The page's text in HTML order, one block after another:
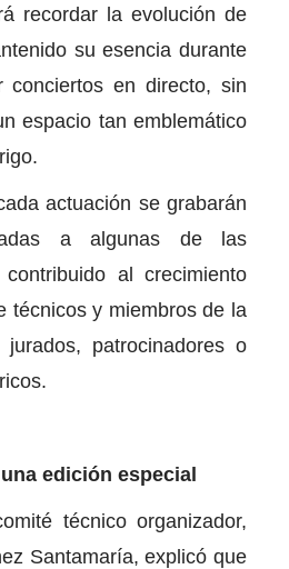
recordar la evolución de
su esencia durante
conciertos en directo, sin
espacio tan emblemático
actuación se grabarán
a algunas de las
al crecimiento
técnicos y miembros de la
jurados, patrocinadores o
edición especial
técnico organizador,
Santamaría, explicó que